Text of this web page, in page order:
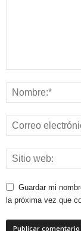
Guardar mi
la próxima vez que